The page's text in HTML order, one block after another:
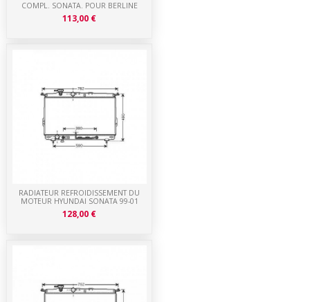
RADIATEUR REFROIDISSEMENT DU
MOTEUR HYUNDAI SONATA 99-01
128,00 €
COMPL. SONATA. POUR BERLINE
113,00 €